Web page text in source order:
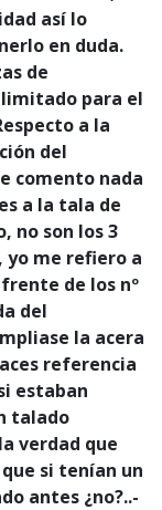
así lo
en duda.
de
para el
a la
del
comento nada
a la tala de
no son los 3
me refiero a
de los nº
del
la acera
referencia
estaban
talado
verdad que
si tenían un
antes ¿no?..-